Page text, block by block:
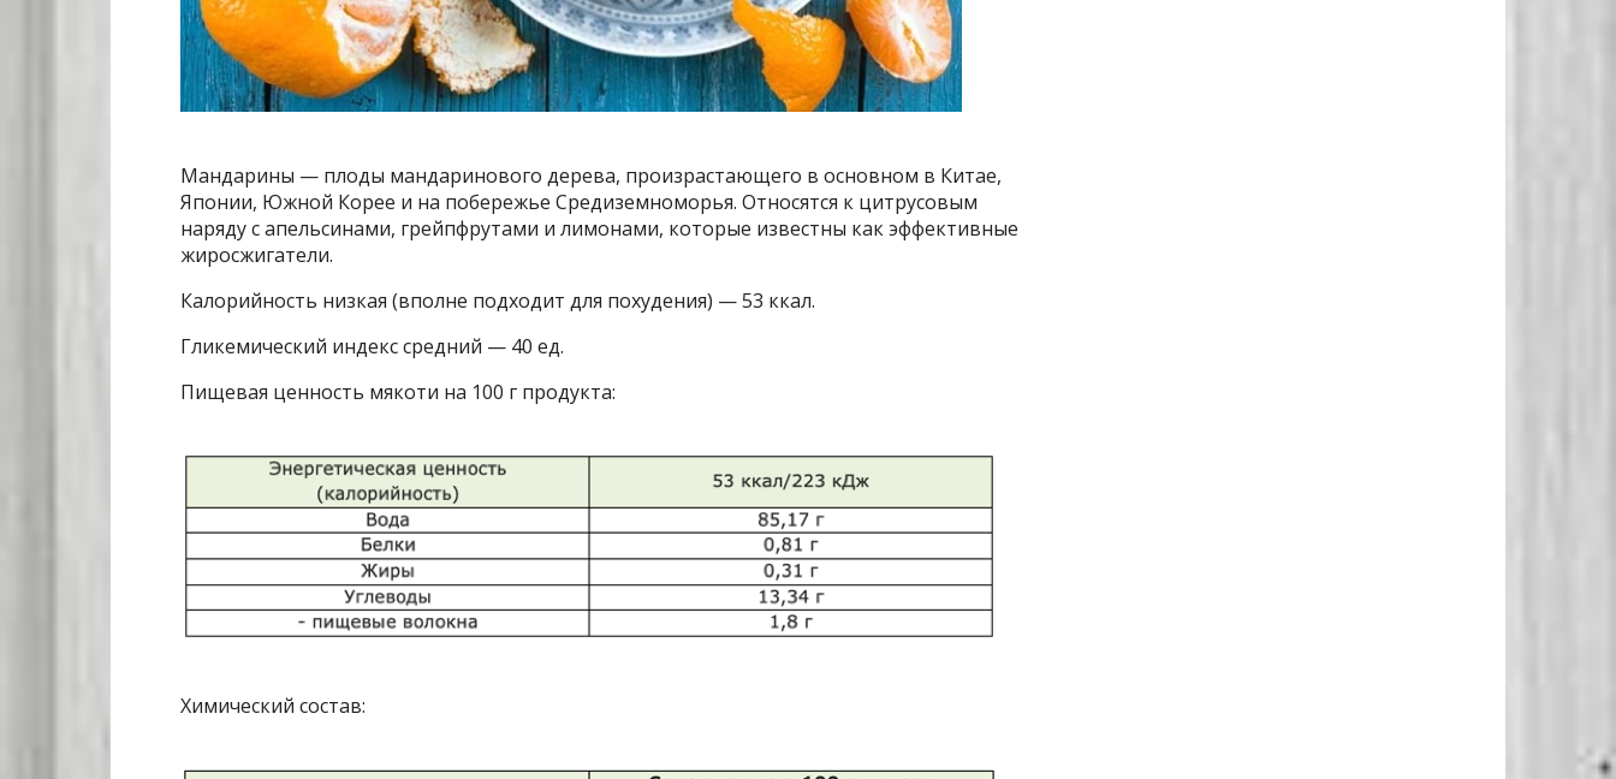
Мандарины — плоды мандаринового дерева, произрастающего в основном в Китае,
Японии, Южной Корее и на побережье Средиземноморья. Относятся к цитрусовым
наряду с апельсинами, грейпфрутами и лимонами, которые известны как эффективные
жиросжигатели.
Калорийность низкая (вполне подходит для похудения) — 53 ккал.
Гликемический индекс средний — 40 ед.
Пищевая ценность мякоти на 100 г продукта:
Химический состав: